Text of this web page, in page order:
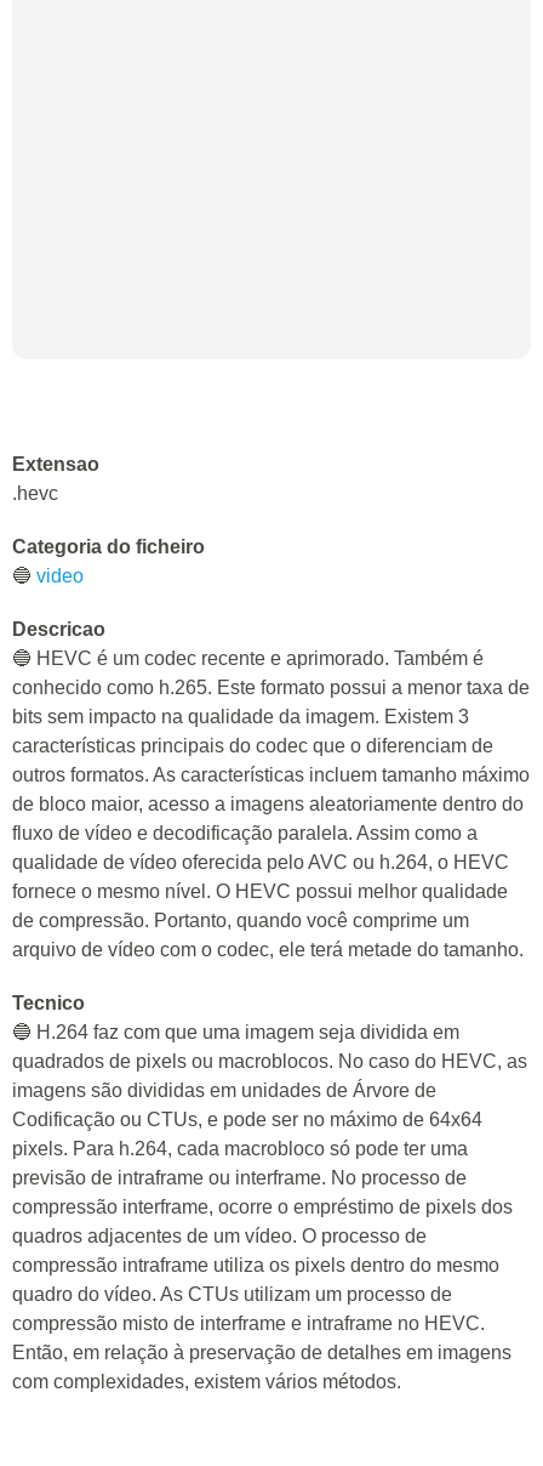
Extensao
.hevc
Categoria do ficheiro
🔵 video
Descricao
🔵 HEVC é um codec recente e aprimorado. Também é
conhecido como h.265. Este formato possui a menor taxa de
bits sem impacto na qualidade da imagem. Existem 3
características principais do codec que o diferenciam de
outros formatos. As características incluem tamanho máximo
de bloco maior, acesso a imagens aleatoriamente dentro do
fluxo de vídeo e decodificação paralela. Assim como a
qualidade de vídeo oferecida pelo AVC ou h.264, o HEVC
fornece o mesmo nível. O HEVC possui melhor qualidade
de compressão. Portanto, quando você comprime um
arquivo de vídeo com o codec, ele terá metade do tamanho.
Tecnico
🔵 H.264 faz com que uma imagem seja dividida em
quadrados de pixels ou macroblocos. No caso do HEVC, as
imagens são divididas em unidades de Árvore de
Codificação ou CTUs, e pode ser no máximo de 64x64
pixels. Para h.264, cada macrobloco só pode ter uma
previsão de intraframe ou interframe. No processo de
compressão interframe, ocorre o empréstimo de pixels dos
quadros adjacentes de um vídeo. O processo de
compressão intraframe utiliza os pixels dentro do mesmo
quadro do vídeo. As CTUs utilizam um processo de
compressão misto de interframe e intraframe no HEVC.
Então, em relação à preservação de detalhes em imagens
com complexidades, existem vários métodos.